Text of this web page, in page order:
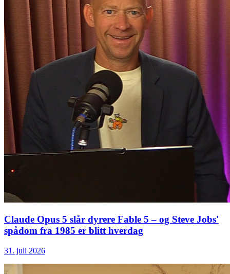
Claude Opus 5 slår dyrere Fable 5 – og Steve Jobs'
spådom fra 1985 er blitt hverdag
31. juli 2026